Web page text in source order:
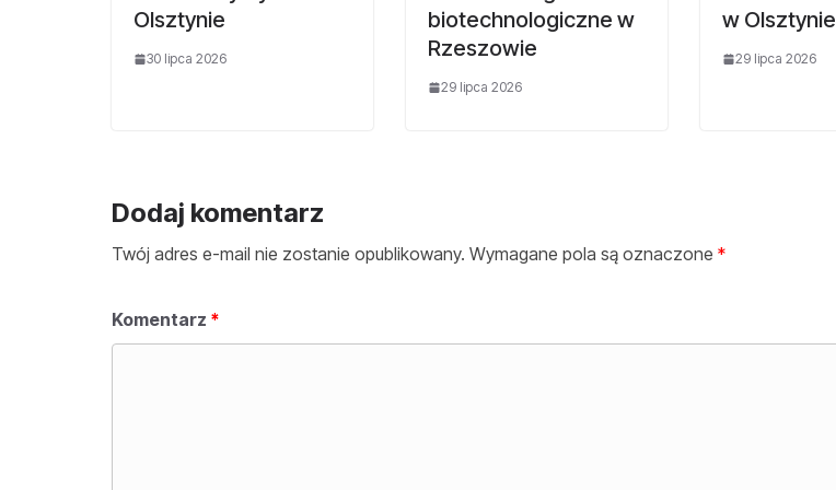
Olsztynie
30 lipca 2026
biotechnologiczne w
Rzeszowie
29 lipca 2026
w Olsztynie
29 lipca 2026
Dodaj komentarz
Twój adres e-mail nie zostanie opublikowany. Wymagane pola są oznaczone *
Komentarz *